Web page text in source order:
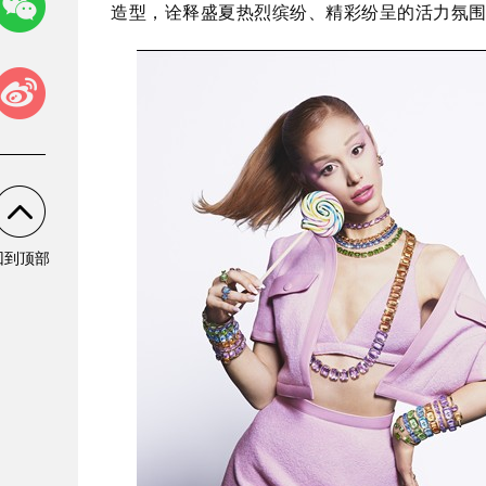
造型，诠释盛夏热烈缤纷、精彩纷呈的活力氛
到顶部